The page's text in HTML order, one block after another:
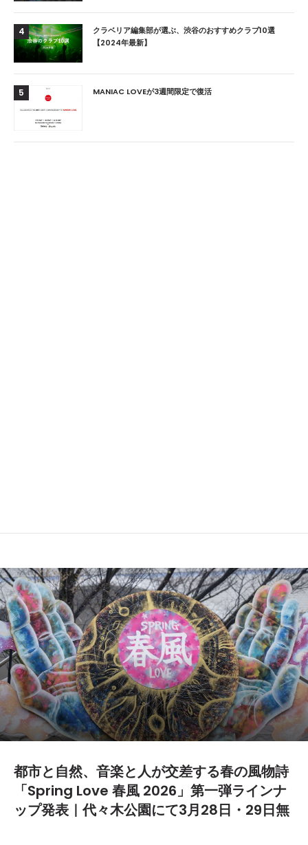
4
クラベリア編集部が選ぶ、渋谷のおすすめクラブ10選
【2024年最新】
5 MANIAC LOVEが3週間限定で復活
都市と自然、音楽と人が交差する春の風物詩
「Spring Love 春風 2026」第一弾ラインナ
ップ発表｜代々木公園にて3月28日・29日無